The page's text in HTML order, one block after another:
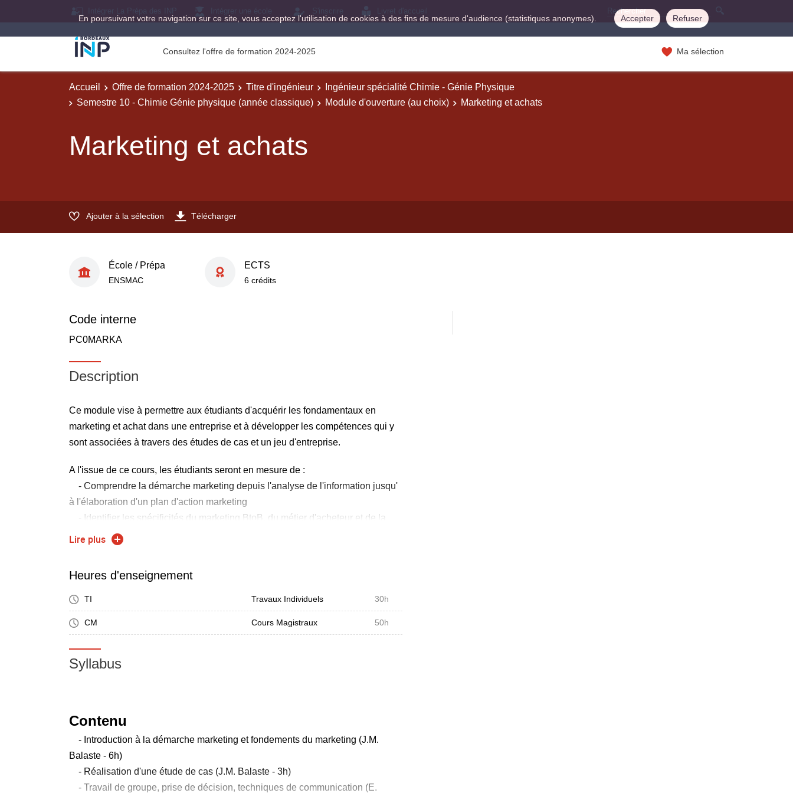
En poursuivant votre navigation sur ce site, vous acceptez l'utilisation de cookies à des fins de mesure d'audience (statistiques anonymes). Accepter Refuser
Consultez l'offre de formation 2024-2025 Ma sélection
Accueil Offre de formation 2024-2025 Titre d'ingénieur
Ingénieur spécialité Chimie - Génie Physique
Semestre 10 - Chimie Génie physique (année classique)
Module d'ouverture (au choix) Marketing et achats
Marketing et achats
Ajouter à la sélection Télécharger
École / Prépa
ENSMAC
ECTS
6 crédits
Code interne
PC0MARKA
Description
Ce module vise à permettre aux étudiants d'acquérir les fondamentaux en
marketing et achat dans une entreprise et à développer les compétences qui y
sont associées à travers des études de cas et un jeu d'entreprise.
A l'issue de ce cours, les étudiants seront en mesure de :
- Comprendre la démarche marketing depuis l'analyse de l'information jusqu'
à l'élaboration d'un plan d'action marketing
- Identifier les spécificités du marketing BtoB, du métier d'acheteur et de la
gestion de la relation achat
Ce module est conçu conjointement avec BSA et accueillera des étudiants de
cette école.
Lire plus
Heures d'enseignement
TI Travaux Individuels 30h
CM Cours Magistraux 50h
Syllabus
Contenu
- Introduction à la démarche marketing et fondements du marketing (J.M.
Balaste - 6h)
- Réalisation d'une étude de cas (J.M. Balaste - 3h)
- Travail de groupe, prise de décision, techniques de communication (E.